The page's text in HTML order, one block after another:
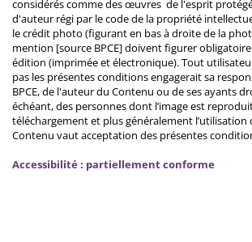
considérés comme des œuvres de l'esprit
d'auteur régi par le code de la propriété
le crédit photo (figurant en bas à droite de la
mention [source BPCE] doivent figurer
édition (imprimée et électronique). Tout
pas les présentes conditions engagerait sa
BPCE, de l'auteur du Contenu ou de ses ayants
échéant, des personnes dont l’image est
téléchargement et plus généralement
Contenu vaut acceptation des présentes
Accessibilité : partiellement conforme